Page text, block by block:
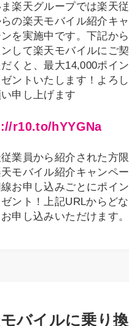
楽天グループでは楽天従
の楽天モバイル紹介キャ
を実施中です。下記から
ンして楽天モバイルにご契
くと、最大14,000ポイン
ゼントいたします！よろし
い申し上げます
r10.to/hYYGNa
従業員から紹介された方限
モバイル紹介キャンペー
お申し込みごとにポイン
ゼント！上記URLからどな
申し込みいただけます。
バイルに乗り換